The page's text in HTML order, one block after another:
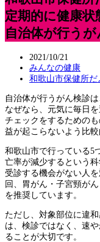
定期的に健康
自治体が行う
2021/10/21
みんなの健康
和歌山市保健所だ
自治体が行うがん検診
なぜなら、元気に毎日
チェックをするための
益が起こらないよう比
和歌山市で行っている5
亡率が減少するという
受診する機会がない人
回、胃がん・子宮頸が
を推奨しています。
ただし、対象部位に違
は、検診ではなく、速
ることが大切です。